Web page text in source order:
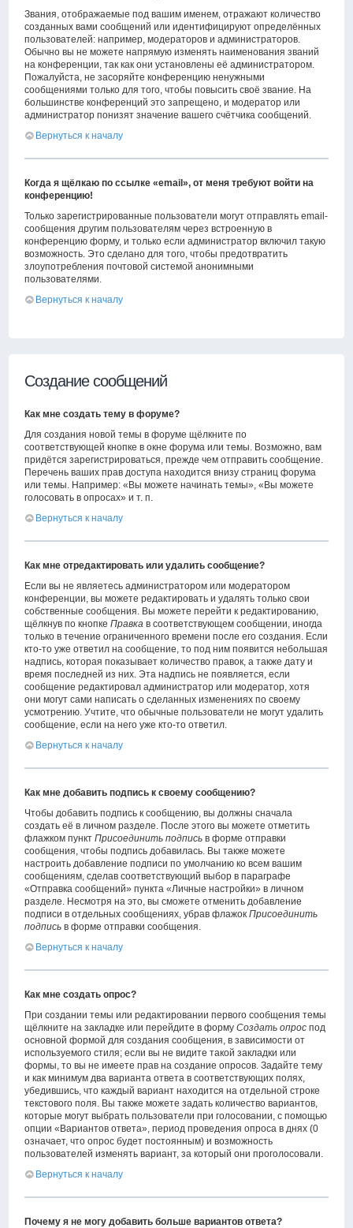
Звания, отображаемые под вашим именем, отражают количество
созданных вами сообщений или идентифицируют определённых
пользователей: например, модераторов и администраторов.
Обычно вы не можете напрямую изменять наименования званий
на конференции, так как они установлены её администратором.
Пожалуйста, не засоряйте конференцию ненужными
сообщениями только для того, чтобы повысить своё звание. На
большинстве конференций это запрещено, и модератор или
администратор понизят значение вашего счётчика сообщений.
Вернуться к началу
Когда я щёлкаю по ссылке «email», от меня требуют войти на
конференцию!
Только зарегистрированные пользователи могут отправлять email-
сообщения другим пользователям через встроенную в
конференцию форму, и только если администратор включил такую
возможность. Это сделано для того, чтобы предотвратить
злоупотребления почтовой системой анонимными
пользователями.
Вернуться к началу
Создание сообщений
Как мне создать тему в форуме?
Для создания новой темы в форуме щёлкните по
соответствующей кнопке в окне форума или темы. Возможно, вам
придётся зарегистрироваться, прежде чем отправить сообщение.
Перечень ваших прав доступа находится внизу страниц форума
или темы. Например: «Вы можете начинать темы», «Вы можете
голосовать в опросах» и т. п.
Вернуться к началу
Как мне отредактировать или удалить сообщение?
Если вы не являетесь администратором или модератором
конференции, вы можете редактировать и удалять только свои
собственные сообщения. Вы можете перейти к редактированию,
щёлкнув по кнопкеПравка в соответствующем сообщении, иногда
только в течение ограниченного времени после его создания. Если
кто-то уже ответил на сообщение, то под ним появится небольшая
надпись, которая показывает количество правок, а также дату и
время последней из них. Эта надпись не появляется, если
сообщение редактировал администратор или модератор, хотя
они могут сами написать о сделанных изменениях по своему
усмотрению. Учтите, что обычные пользователи не могут удалить
сообщение, если на него уже кто-то ответил.
Вернуться к началу
Как мне добавить подпись к своему сообщению?
Чтобы добавить подпись к сообщению, вы должны сначала
создать её в личном разделе. После этого вы можете отметить
флажком пунктПрисоединить подпись в форме отправки
сообщения, чтобы подпись добавилась. Вы также можете
настроить добавление подписи по умолчанию ко всем вашим
сообщениям, сделав соответствующий выбор в параграфе
«Отправка сообщений» пункта «Личные настройки» в личном
разделе. Несмотря на это, вы сможете отменить добавление
подписи в отдельных сообщениях, убрав флажокПрисоединить
подпись в форме отправки сообщения.
Вернуться к началу
Как мне создать опрос?
При создании темы или редактировании первого сообщения темы
щёлкните на закладке или перейдите в формуСоздать опрос под
основной формой для создания сообщения, в зависимости от
используемого стиля; если вы не видите такой закладки или
формы, то вы не имеете прав на создание опросов. Задайте тему
и как минимум два варианта ответа в соответствующих полях,
убедившись, что каждый вариант находится на отдельной строке
текстового поля. Вы также можете задать количество вариантов,
которые могут выбрать пользователи при голосовании, с помощью
опции «Вариантов ответа», период проведения опроса в днях (0
означает, что опрос будет постоянным) и возможность
пользователей изменять вариант, за который они проголосовали.
Вернуться к началу
Почему я не могу добавить больше вариантов ответа?